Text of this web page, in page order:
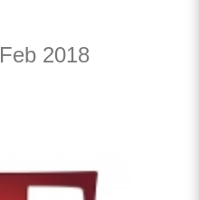
Feb 2018